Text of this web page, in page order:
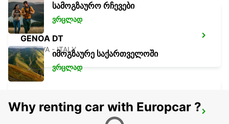
GENOA DT
GENOVA - ITALY
GENOA APT - IKC *RY*
სამოგზაურო რჩევები
ვრცლად
იმოგზაურე საქართველოში
ვრცლად
Why renting car with Europcar ?